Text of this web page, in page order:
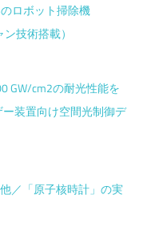
ロボット掃除機
技術搭載）
GW/cm2の耐光性能を
装置向け空間光制御デ
／「原子核時計」の実